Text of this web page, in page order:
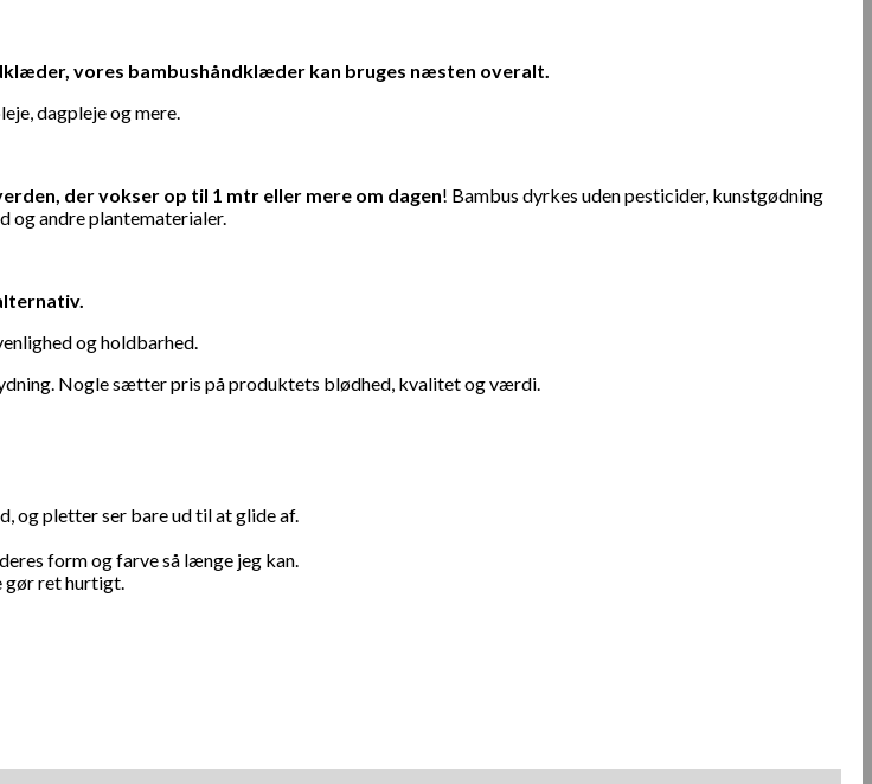
vores bambushåndklæder kan bruges næsten overalt.
dagpleje og mere.
der vokser op til 1 mtr eller mere om dagen! Bambus dyrkes uden pesticider, kunstgødning
andre plantematerialer.
og holdbarhed.
Nogle sætter pris på produktets blødhed, kvalitet og værdi.
og pletter ser bare ud til at glide af.
form og farve så længe jeg kan.
gør ret hurtigt.